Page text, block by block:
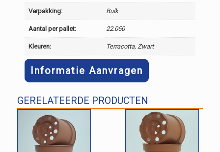
Verpakking: Bulk
Aantal per pallet: 22.050
Kleuren: Terracotta, Zwart
Informatie Aanvragen
GERELATEERDE PRODUCTEN